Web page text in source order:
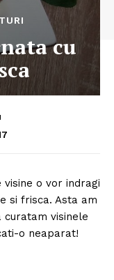
cu
visine o vor indragi
si frisca. Asta am
curatam visinele
o neaparat!